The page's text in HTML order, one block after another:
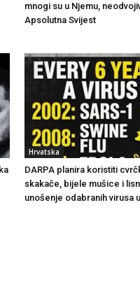
mnogi su u Njemu,
Apsolutna Svijest
Hrvatska
DARPA planira koristiti
skakače, bijele mušice i
unošenje odabranih virusa